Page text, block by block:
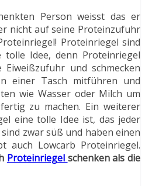
Person weisst das er
nicht auf seine Proteinzufuhr
Proteinriegel sind
tolle Idee, denn Proteinriegel
und schmecken
einer Tasch mitführen und
wie Wasser oder Milch um
zu machen. Ein weiterer
eine tolle Idee ist, das jeder
zwar süß und haben einen
auch Lowcarb Proteinriegel.
Proteinriegel schenken als die